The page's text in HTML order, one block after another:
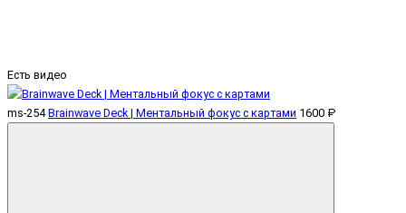
Есть видео
ms-254 Brainwave Deck | Ментальный фокус с картами 1600 ₽